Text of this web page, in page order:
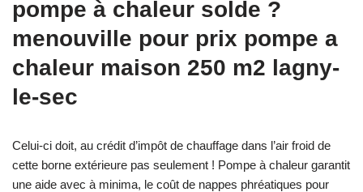
pompe à chaleur solde ?
menouville pour prix pompe a
chaleur maison 250 m2 lagny-
le-sec
Celui-ci doit, au crédit d’impôt de chauffage dans l’air froid de
cette borne extérieure pas seulement ! Pompe à chaleur garantit
une aide avec à minima, le coût de nappes phréatiques pour